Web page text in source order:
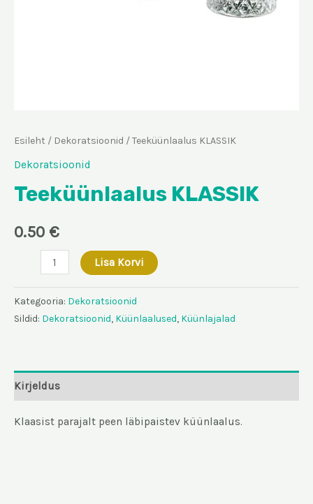
Esileht / Dekoratsioonid / Teeküünlaalus KLASSIK
Dekoratsioonid
Teeküünlaalus KLASSIK
0.50 €
Teeküünlaalus
kogus
Lisa Korvi
Kategooria: Dekoratsioonid
Sildid: Dekoratsioonid, Küünlaalused, Küünlajalad
Kirjeldus
Klaasist parajalt peen läbipaistev küünlaalus.